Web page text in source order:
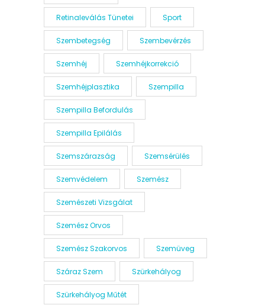
Retinaleválás Tünetei Sport
Szembetegség Szembevérzés
Szemhéj Szemhéjkorrekció
Szemhéjplasztika Szempilla
Szempilla Befordulás
Szempilla Epilálás
Szemszárazság Szemsérülés
Szemvédelem Szemész
Szemészeti Vizsgálat
Szemész Orvos
Szemész Szakorvos Szemüveg
Száraz Szem Szürkehályog
Szürkehályog Műtét